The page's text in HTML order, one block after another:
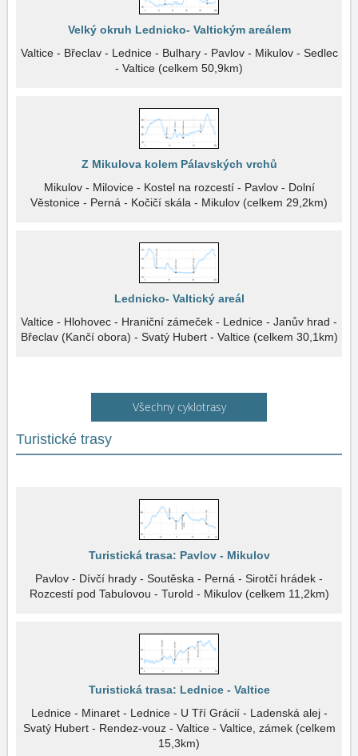
Velký okruh Lednicko- Valtickým areálem
Valtice - Břeclav - Lednice - Bulhary - Pavlov - Mikulov - Sedlec
- Valtice (celkem 50,9km)
Z Mikulova kolem Pálavských vrchů
Mikulov - Milovice - Kostel na rozcestí - Pavlov - Dolní
Věstonice - Perná - Kočičí skála - Mikulov (celkem 29,2km)
Lednicko- Valtický areál
Valtice - Hlohovec - Hraniční zámeček - Lednice - Janův hrad -
Břeclav (Kančí obora) - Svatý Hubert - Valtice (celkem 30,1km)
Všechny cyklotrasy
Turistické trasy
Turistická trasa: Pavlov - Mikulov
Pavlov - Dívčí hrady - Soutěska - Perná - Sirotčí hrádek -
Rozcestí pod Tabulovou - Turold - Mikulov (celkem 11,2km)
Turistická trasa: Lednice - Valtice
Lednice - Minaret - Lednice - U Tří Grácií - Ladenská alej -
Svatý Hubert - Rendez-vouz - Valtice - Valtice, zámek (celkem
15,3km)